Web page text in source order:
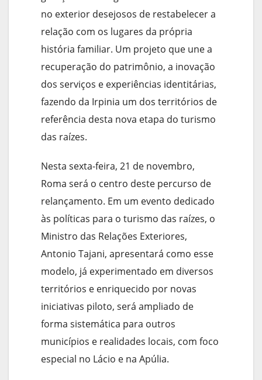
no exterior desejosos de restabelecer a
relação com os lugares da própria
história familiar. Um projeto que une a
recuperação do patrimônio, a inovação
dos serviços e experiências identitárias,
fazendo da Irpinia um dos territórios de
referência desta nova etapa do turismo
das raízes.
Nesta sexta-feira, 21 de novembro,
Roma será o centro deste percurso de
relançamento. Em um evento dedicado
às políticas para o turismo das raízes, o
Ministro das Relações Exteriores,
Antonio Tajani, apresentará como esse
modelo, já experimentado em diversos
territórios e enriquecido por novas
iniciativas piloto, será ampliado de
forma sistemática para outros
municípios e realidades locais, com foco
especial no Lácio e na Apúlia.